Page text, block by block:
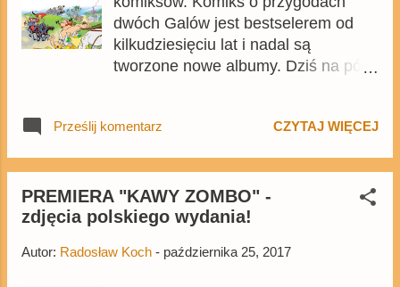
dwóch Galów jest bestselerem od
kilkudziesięciu lat i nadal są
tworzone nowe albumy. Dziś na półki
pojawił się w Polsce równo tydzień
także trzeci tom serii narysowany
przez następców Goscinny'ego i
Uderzo - Ferriego i Conrada. Tom
wydany w formacie A4. Dzięki
Prześlij komentarz CZYTAJ WIĘCEJ
PREMIERA "KAWY ZOMBO" -
zdjęcia polskiego wydania!
Autor: Radosław Koch - października 25, 2017